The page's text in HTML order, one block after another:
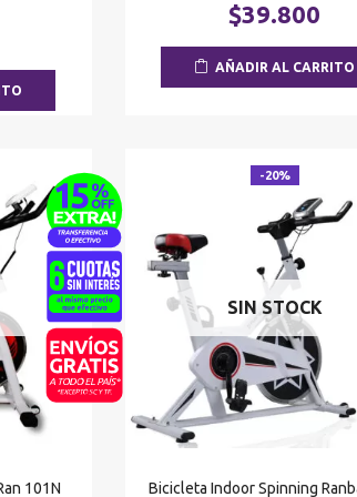
original
$39.800
AÑADIR AL CARRITO
101N
-20%
SIN STOCK
Bicicleta Indoor Spinning